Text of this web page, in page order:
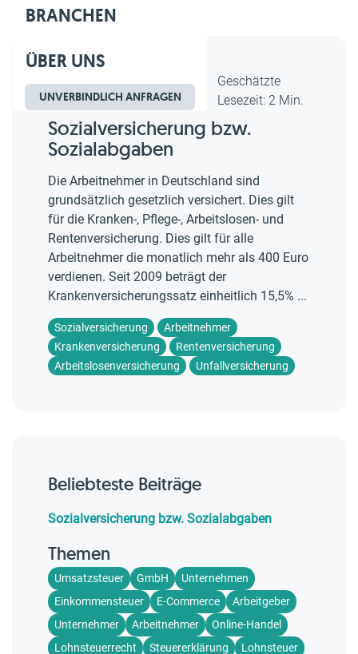
BRANCHEN
ÜBER UNS
UNVERBINDLICH ANFRAGEN
Dipl.-Kfm. Christian Gebert,
erstellt am 23.02.2018
Geschätzte
Lesezeit: 2 Min.
Sozialversicherung bzw.
Sozialabgaben
Die Arbeitnehmer in Deutschland sind
grundsätzlich gesetzlich versichert. Dies gilt
für die Kranken-, Pflege-, Arbeitslosen- und
Rentenversicherung. Dies gilt für alle
Arbeitnehmer die monatlich mehr als 400 Euro
verdienen. Seit 2009 beträgt der
Krankenversicherungssatz einheitlich 15,5% ...
Sozialversicherung
Arbeitnehmer
Krankenversicherung
Rentenversicherung
Arbeitslosenversicherung
Unfallversicherung
Beliebteste Beiträge
Sozialversicherung bzw. Sozialabgaben
Themen
Umsatzsteuer GmbH
Unternehmen
Einkommensteuer
E-Commerce
Arbeitgeber
Unternehmer
Arbeitnehmer
Online-Handel
Lohnsteuerrecht
Steuererklärung
Lohnsteuer